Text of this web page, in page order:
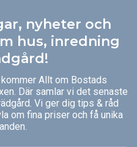
nyheter och
hus, inredning
Allt om Bostads
Där samlar vi det senaste
Vi ger dig tips & råd
om fina priser och få unika